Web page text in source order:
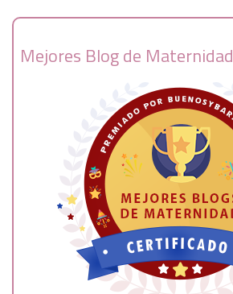
Mejores Blog de Maternidad